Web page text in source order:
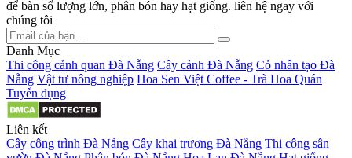
để bàn số lượng lớn, phân bón hay hạt giống. liên hệ ngay với
chúng tôi
Danh Mục
Thi công cảnh quan Đà Nẵng Cây cảnh Đà Nẵng Cỏ nhân tạo Đà
Nẵng Vật tư nông nghiệp Hoa Sen Việt Coffee - Trà Hoa Quán
Tuyển dụng
Liên kết
Cây công trình Đà Nẵng Cây khai trương Đà Nẵng Thi công sân